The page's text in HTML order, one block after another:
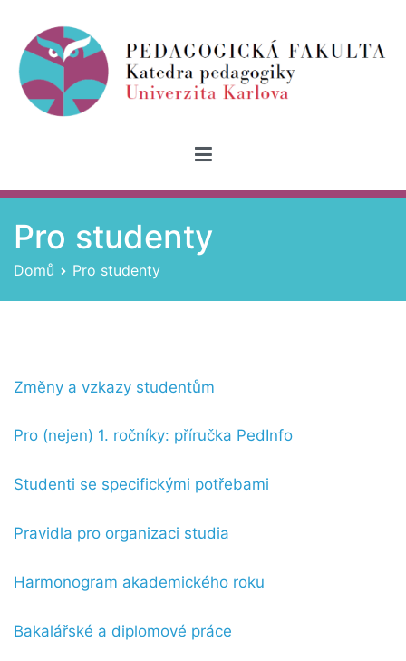
obsah
Pro studenty
Domů Pro studenty
Změny a vzkazy studentům
Pro (nejen) 1. ročníky: příručka PedInfo
Studenti se specifickými potřebami
Pravidla pro organizaci studia
Harmonogram akademického roku
Bakalářské a diplomové práce